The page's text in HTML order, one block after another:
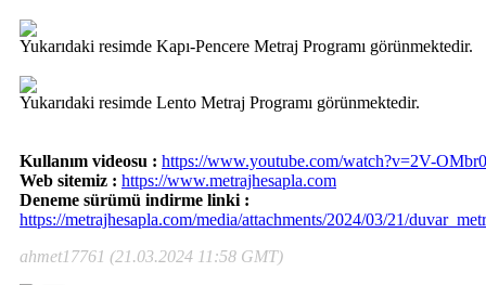
Yukarıdaki resimde Kapı-Pencere Metraj Programı görünmektedir.
Yukarıdaki resimde Lento Metraj Programı görünmektedir.
Kullanım videosu : https://www.youtube.com/watch?v=2V-
Web sitemiz : https://www.metrajhesapla.com
Deneme sürümü indirme linki :
https://metrajhesapla.com/media/attachments/2024/03/21/
ahmet17761 (21.03.2024 11:58 GMT)